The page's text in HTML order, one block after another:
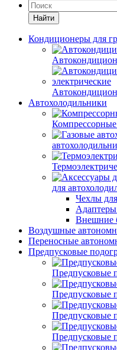
Найти
Кондиционеры для
Автохолодильники
для
Чехлы
Адаптеры
Внешние
Воздушные
Переносные
Предпусковые
Предпусковые
Предпусковые
Предпусковые
Предпусковые